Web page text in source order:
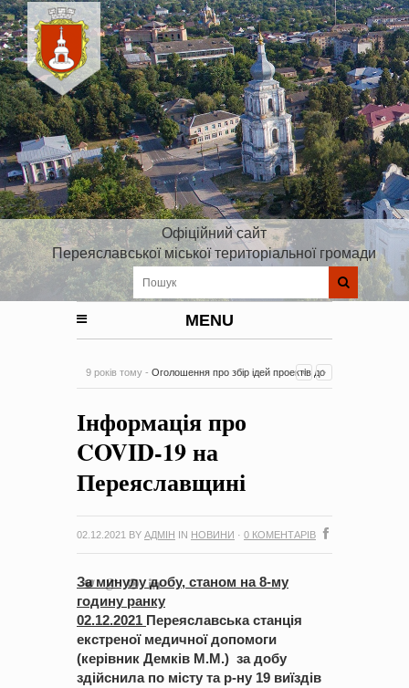
Офіційний сайт
Переяславської міської територіальної громади
MENU
9 років тому - Оголошення про збір ідей проектів до
на період 2018 – 2020 роки Оголошення про збір ідей
проектів
-0 Коментарів
Інформація про
COVID-19 на
Переяславщині
02.12.2021 BY АДМІН IN НОВИНИ · 0 КОМЕНТАРІВ
За минулу добу, станом на 8-му
годину ранку
02.12.2021 Переяславська станція
екстреної медичної допомоги
(керівник Демків М.М.) за добу
здійснила по місту та р-ну 19 виїздів